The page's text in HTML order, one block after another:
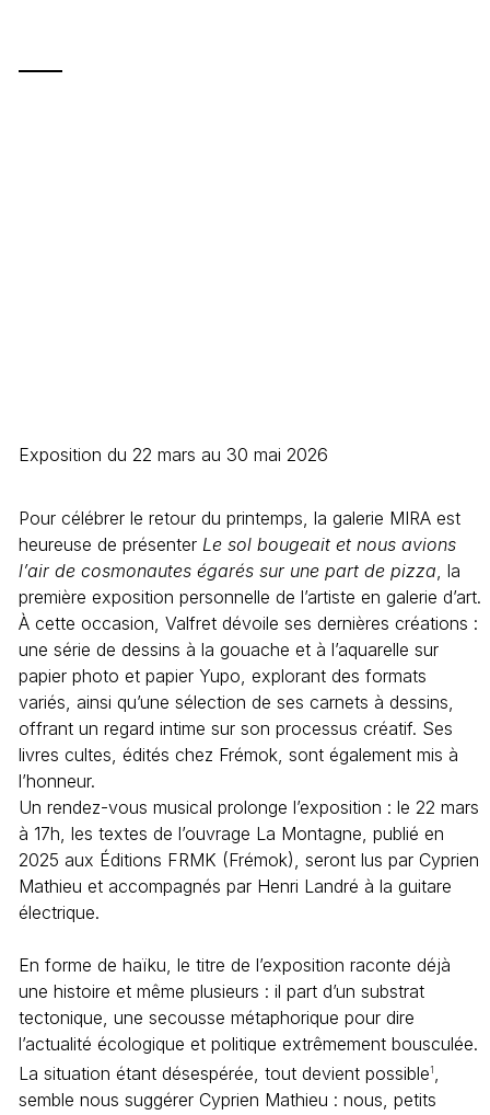
Exposition du 22 mars au 30 mai 2026
Pour célébrer le retour du printemps, la galerie MIRA est
heureuse de présenter Le sol bougeait et nous avions
l’air de cosmonautes égarés sur une part de pizza, la
première exposition personnelle de l’artiste en galerie d’art.
À cette occasion, Valfret dévoile ses dernières créations :
une série de dessins à la gouache et à l’aquarelle sur
papier photo et papier Yupo, explorant des formats
variés, ainsi qu’une sélection de ses carnets à dessins,
offrant un regard intime sur son processus créatif. Ses
livres cultes, édités chez Frémok, sont également mis à
l’honneur.
Un rendez-vous musical prolonge l’exposition : le 22 mars
à 17h, les textes de l’ouvrage La Montagne, publié en
2025 aux Éditions FRMK (Frémok), seront lus par Cyprien
Mathieu et accompagnés par Henri Landré à la guitare
électrique.
En forme de haïku, le titre de l’exposition raconte déjà
une histoire et même plusieurs : il part d’un substrat
tectonique, une secousse métaphorique pour dire
l’actualité écologique et politique extrêmement bousculée.
La situation étant désespérée, tout devient possible1 ,
semble nous suggérer Cyprien Mathieu : nous, petits